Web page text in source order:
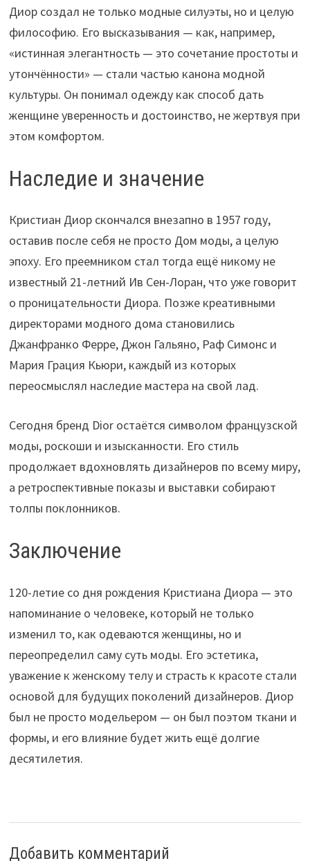
Диор создал не только модные силуэты, но и целую
философию. Его высказывания — как, например,
«истинная элегантность — это сочетание простоты и
утончённости» — стали частью канона модной
культуры. Он понимал одежду как способ дать
женщине уверенность и достоинство, не жертвуя при
этом комфортом.
Наследие и значение
Кристиан Диор скончался внезапно в 1957 году,
оставив после себя не просто Дом моды, а целую
эпоху. Его преемником стал тогда ещё никому не
известный 21-летний Ив Сен-Лоран, что уже говорит
о проницательности Диора. Позже креативными
директорами модного дома становились
Джанфранко Ферре, Джон Гальяно, Раф Симонс и
Мария Грация Кьюри, каждый из которых
переосмыслял наследие мастера на свой лад.
Сегодня бренд Dior остаётся символом французской
моды, роскоши и изысканности. Его стиль
продолжает вдохновлять дизайнеров по всему миру,
а ретроспективные показы и выставки собирают
толпы поклонников.
Заключение
120-летие со дня рождения Кристиана Диора — это
напоминание о человеке, который не только
изменил то, как одеваются женщины, но и
переопределил саму суть моды. Его эстетика,
уважение к женскому телу и страсть к красоте стали
основой для будущих поколений дизайнеров. Диор
был не просто модельером — он был поэтом ткани и
формы, и его влияние будет жить ещё долгие
десятилетия.
Добавить комментарий